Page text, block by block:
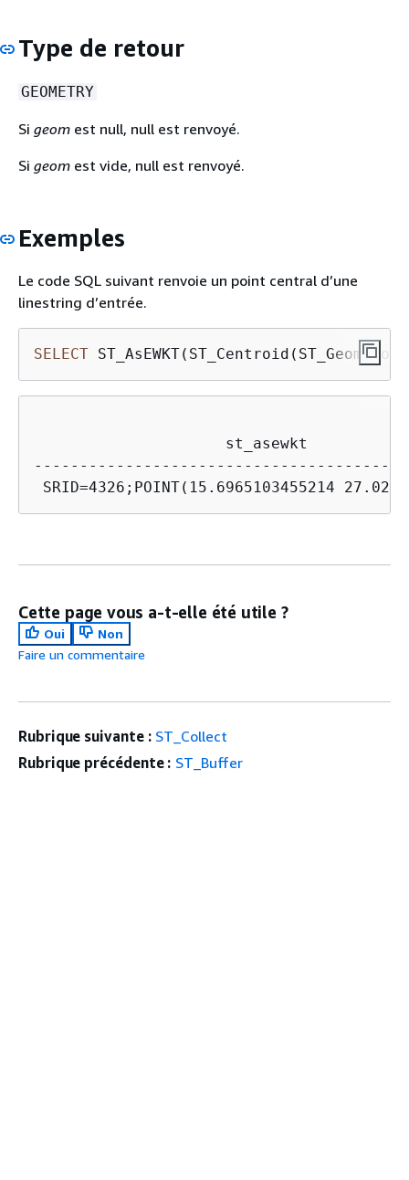
Type de retour
GEOMETRY
Si geom est null, null est renvoyé.
Si geom est vide, null est renvoyé.
Exemples
Le code SQL suivant renvoie un point central d’une
linestring d’entrée.
SELECT
                     st_asewkt
Cette page vous a-t-elle été utile ?
Oui
Non
Faire un commentaire
Rubrique suivante : ST_Collect
Rubrique précédente : ST_Buffer